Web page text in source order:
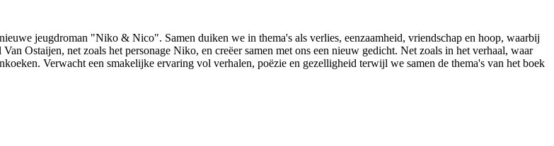
jeugdroman "Niko & Nico". Samen duiken we in thema's als verlies, eenzaamheid, vriendschap en hoop, waarbij
Ostaijen, net zoals het personage Niko, en creëer samen met ons een nieuw gedicht. Net zoals in het verhaal, waar
Verwacht een smakelijke ervaring vol verhalen, poëzie en gezelligheid terwijl we samen de thema's van het boek